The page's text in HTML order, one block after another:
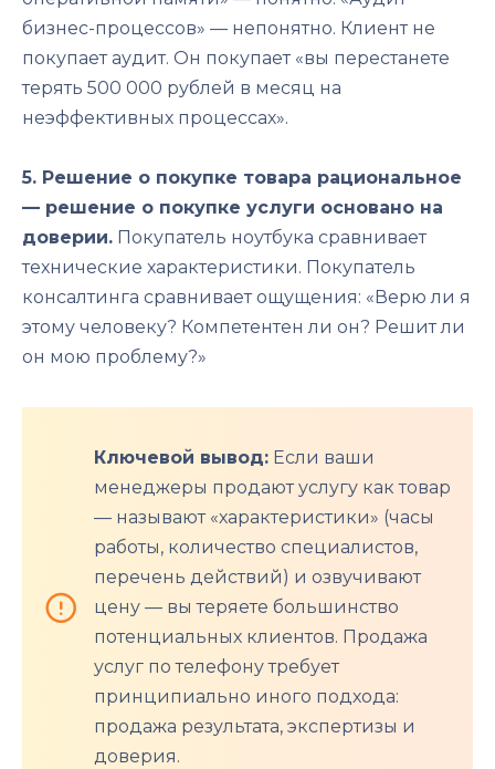
бизнес-процессов» — непонятно. Клиент не
покупает аудит. Он покупает «вы перестанете
терять 500 000 рублей в месяц на
неэффективных процессах».
5. Решение о покупке товара рациональное
— решение о покупке услуги основано на
доверии. Покупатель ноутбука сравнивает
технические характеристики. Покупатель
консалтинга сравнивает ощущения: «Верю ли я
этому человеку? Компетентен ли он? Решит ли
он мою проблему?»
Ключевой вывод: Если ваши
менеджеры продают услугу как товар
— называют «характеристики» (часы
работы, количество специалистов,
перечень действий) и озвучивают
цену — вы теряете большинство
потенциальных клиентов. Продажа
услуг по телефону требует
принципиально иного подхода:
продажа результата, экспертизы и
доверия.